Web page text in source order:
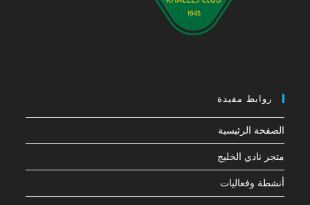
روابط مفيدة
الصفحة الرئيسية
متجر نادي الخليج
أنشطة وفعاليات